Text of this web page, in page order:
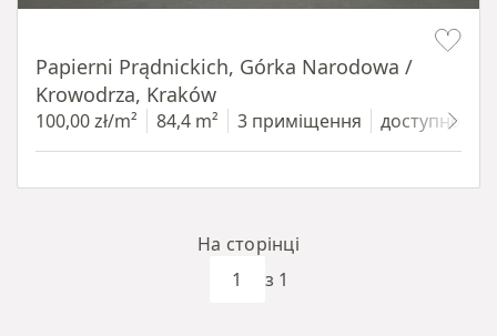
Papierni Prądnickich, Górka Narodowa /
Krowodrza, Kraków
100,00 zł/m² 84,4 m² 3 приміщення доступно з
з 1
На сторінці